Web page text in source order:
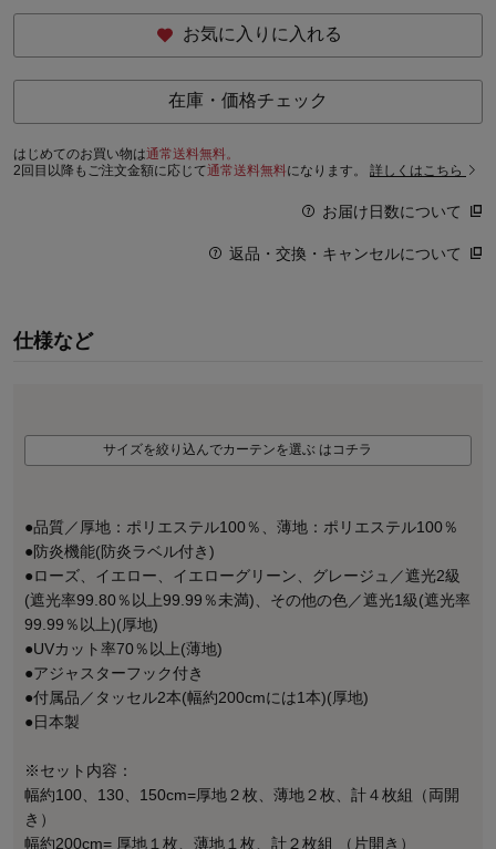
お気に入りに入れる
在庫・価格チェック
はじめてのお買い物は通常送料無料。
2回目以降もご注文金額に応じて通常送料無料になります。 詳しくはこちら
お届け日数について
返品・交換・キャンセルについて
仕様など
サイズを絞り込んでカーテンを選ぶ はコチラ
●品質／厚地：ポリエステル100％、薄地：ポリエステル100％
●防炎機能(防炎ラベル付き)
●ローズ、イエロー、イエローグリーン、グレージュ／遮光2級
(遮光率99.80％以上99.99％未満)、その他の色／遮光1級(遮光率
99.99％以上)(厚地)
●UVカット率70％以上(薄地)
●アジャスターフック付き
●付属品／タッセル2本(幅約200cmには1本)(厚地)
●日本製
※セット内容：
幅約100、130、150cm=厚地２枚、薄地２枚、計４枚組（両開
き）
幅約200cm= 厚地１枚、薄地１枚、計２枚組 （片開き）